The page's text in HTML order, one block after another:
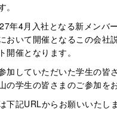
年4月入社となる新メンバ
おいて開催となるこの会社
開催となります。
加していただいた学生の皆
の学生の皆さまのご参加を
下記URLからお願いいたしま